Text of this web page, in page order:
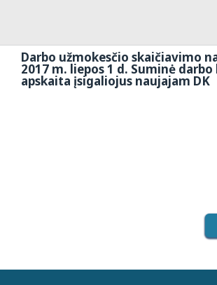
Darbo užmokesčio skaičiavimo
2017 m. liepos 1 d. Suminė darbo
apskaita įsigaliojus naujajam DK